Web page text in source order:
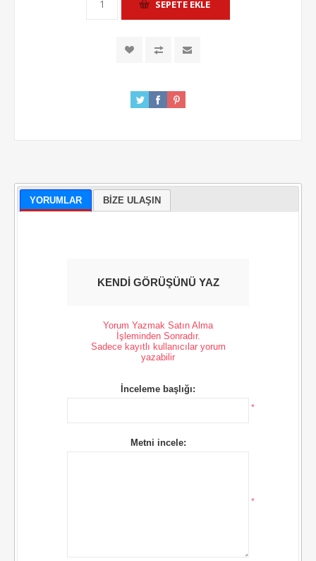
YORUMLAR BIZE ULAŞIN
KENDI GÖRÜŞÜNÜ YAZ
Yorum Yazmak Satın Alma
İşleminden Sonradır.
Sadece kayıtlı kullanıcılar yorum
yazabilir
İnceleme başlığı:
*
Metni incele:
*